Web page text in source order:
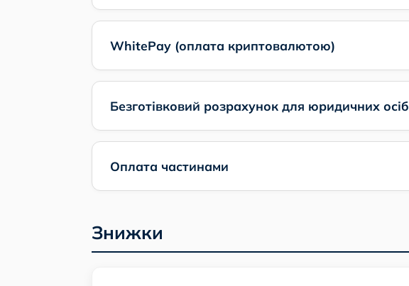
WhitePay (оплата криптовалютою)
Безготівковий розрахунок для юридичних осіб
Оплата частинами
Знижки